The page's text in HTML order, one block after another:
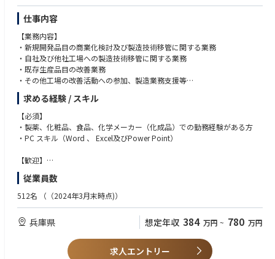
仕事内容
【業務内容】
・新規開発品目の商業化検討及び製造技術移管に関する業務
・自社及び他社工場への製造技術移管に関する業務
・既存生産品目の改善業務
・その他工場の改善活動への参加、製造業務支援等
【働く環境と魅力ポイント】
・製造部門や信頼性保証部門などチームで協力して作業を進めることが多
く、コミュニケーションが活発です。
助け合いながら仕事を進める雰囲気があります。
かの役に立つと感じられるのは大きなやりがいにつながります。
ャンスがあります。
求める経験 / スキル
【必須】
・製薬、化粧品、食品、化学メーカー（化成品）での勤務経験がある方
・PC スキル（Word 、 Excel及びPower Point）
【歓迎】
・固形製剤の製剤設計及びスケールアップに関わる業務経験がある方
・英語力（文献が読める程度、メール等の対応）
・チームワーク及びコミュニケーション能力の高い方
従業員数
512名 （（2024年3月末時点)）
兵庫県 想定年収 384 万円 ~ 780 万円
求人エントリー